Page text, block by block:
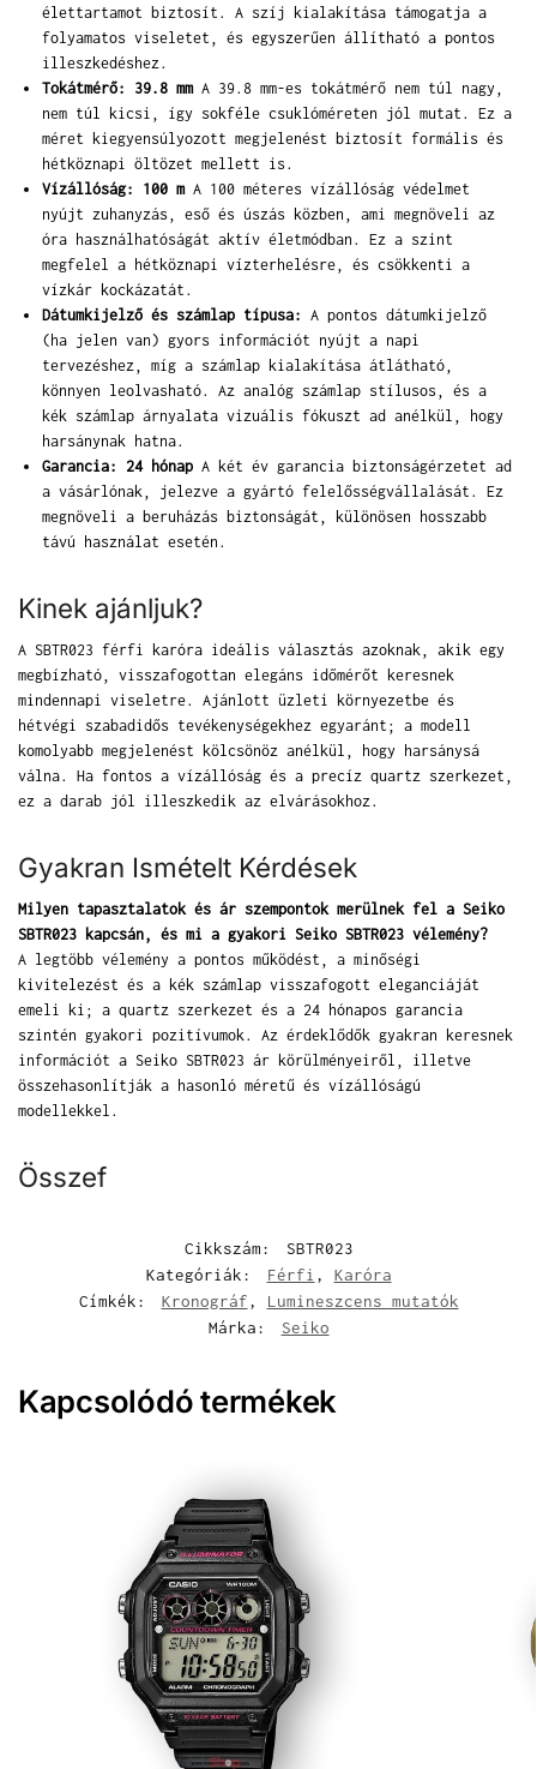
élettartamot biztosít. A szíj kialakítása támogatja a
folyamatos viseletet, és egyszerűen állítható a pontos
illeszkedéshez.
Tokátmérő: 39.8 mmA 39.8 mm-es tokátmérő nem túl nagy,
nem túl kicsi, így sokféle csuklóméreten jól mutat. Ez a
méret kiegyensúlyozott megjelenést biztosít formális és
hétköznapi öltözet mellett is.
Vízállóság: 100 mA 100 méteres vízállóság védelmet
nyújt zuhanyzás, eső és úszás közben, ami megnöveli az
óra használhatóságát aktív életmódban. Ez a szint
megfelel a hétköznapi vízterhelésre, és csökkenti a
vízkár kockázatát.
Dátumkijelző és számlap típusa: A pontos dátumkijelző
(ha jelen van) gyors információt nyújt a napi
tervezéshez, míg a számlap kialakítása átlátható,
könnyen leolvasható. Az analóg számlap stílusos, és a
kék számlap árnyalata vizuális fókuszt ad anélkül, hogy
harsánynak hatna.
Garancia: 24 hónap A két év garancia biztonságérzetet ad
a vásárlónak, jelezve a gyártó felelősségvállalását. Ez
megnöveli a beruházás biztonságát, különösen hosszabb
távú használat esetén.
Kinek ajánljuk?
A SBTR023 férfi karóra ideális választás azoknak, akik egy
megbízható, visszafogottan elegáns időmérőt keresnek
mindennapi viseletre. Ajánlott üzleti környezetbe és
hétvégi szabadidős tevékenységekhez egyaránt; a modell
komolyabb megjelenést kölcsönöz anélkül, hogy harsánysá
válna. Ha fontos a vízállóság és a precíz quartz szerkezet,
ez a darab jól illeszkedik az elvárásokhoz.
Gyakran Ismételt Kérdések
Milyen tapasztalatok és ár szempontok merülnek fel a Seiko
SBTR023 kapcsán, és mi a gyakori Seiko SBTR023 vélemény?
A legtöbb vélemény a pontos működést, a minőségi
kivitelezést és a kék számlap visszafogott eleganciáját
emeli ki; a quartz szerkezet és a 24 hónapos garancia
szintén gyakori pozitívumok. Az érdeklődők gyakran keresnek
információt a Seiko SBTR023 ár körülményeiről, illetve
összehasonlítják a hasonló méretű és vízállóságú
modellekkel.
Összef
Cikkszám:
SBTR023
Kategóriák:
Férfi , Karóra
Címkék:
Kronográf, Lumineszcens mutatók
Márka:
Seiko
Kapcsolódó termékek